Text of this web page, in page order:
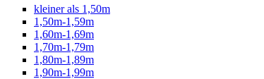
kleiner als 1,50m
1,50m-1,59m
1,60m-1,69m
1,70m-1,79m
1,80m-1,89m
1,90m-1,99m